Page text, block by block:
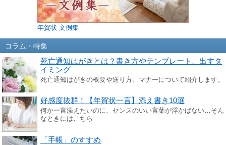
年賀状 文例集
コラム・特集
死亡通知はがきとは？書き方やテンプレート、出すタ
イミング
死亡通知はがきの概要や送り方、マナーについて紹介します。
好感度抜群！【年賀状一言】添え書き10選
何か一言添えたいのに、センスのいい言葉が浮かばない…そん
なときにはこちら
「手帳」のすすめ